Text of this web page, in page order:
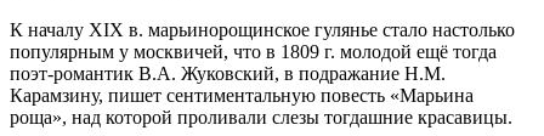
К началу XIX в. марьинорощинское гулянье стало настолько
популярным у москвичей, что в 1809 г. молодой ещё тогда
поэт-романтик В.А. Жуковский, в подражание Н.М.
Карамзину, пишет сентиментальную повесть «Марьина
роща», над которой проливали слезы тогдашние красавицы.